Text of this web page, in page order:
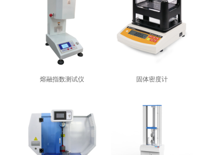
熔融指数测试仪 固体密度计